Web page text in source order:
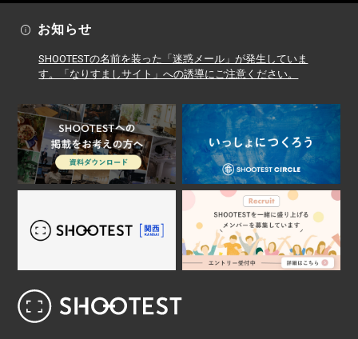
お知らせ
SHOOTESTの名前を装った「迷惑メール」が発生していま
す。「なりすましサイト」への誘導にご注意ください。